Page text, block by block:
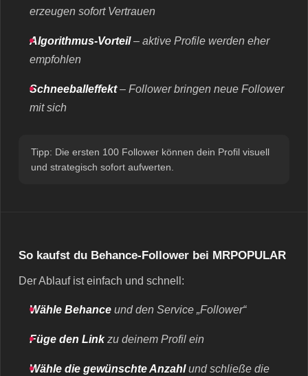
erzeugen sofort Vertrauen
Algorithmus-Vorteil– aktive Profile werden eher
empfohlen
Schneeballeffekt– Follower bringen neue Follower
mit sich
Tipp: Die ersten 100 Follower können dein Profil visuell
und strategisch sofort aufwerten.
So kaufst du Behance-Follower bei MRPOPULAR
Der Ablauf ist einfach und schnell:
Wähle Behance und den Service „Follower“
Füge den Linkzu deinem Profil ein
Wähle die gewünschte Anzahlund schließe die